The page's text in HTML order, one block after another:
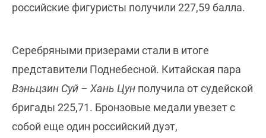
российские фигуристы получили 227,59 балла.
Серебряными призерами стали в итоге
представители Поднебесной. Китайская пара
Вэньцзин Суй – Хань Цун получила от судейской
бригады 225,71. Бронзовые медали увезет с
собой еще один российский дуэт,